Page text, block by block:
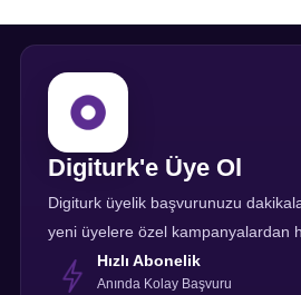
Digiturk'e Üye Ol
Digiturk üyelik başvurunuzu
yeni üyelere özel kampanyalardan
Hızlı Abonelik
Anında Kolay Başvuru